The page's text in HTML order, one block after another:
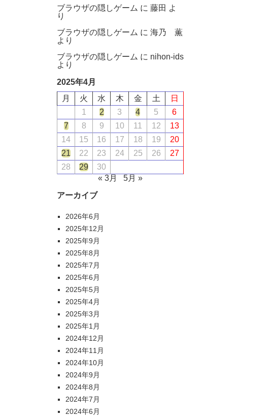
ブラウザの隠しゲーム に 藤田 よ
り
ブラウザの隠しゲーム に 海乃 薫
より
ブラウザの隠しゲーム に nihon-ids
より
2025年4月
月
火 水 木 金 土
日
1
2 3 4 5
6
7
8 9 10 11 12
13
14
15 16 17 18 19
20
21
22 23 24 25 26
27
28
29
30
« 3月
5月 »
アーカイブ
2026年6月
2025年12月
2025年9月
2025年8月
2025年7月
2025年6月
2025年5月
2025年4月
2025年3月
2025年1月
2024年12月
2024年11月
2024年10月
2024年9月
2024年8月
2024年7月
2024年6月